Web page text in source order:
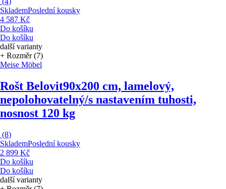
SklademPoslední kousky
4 587 Kč
Do košíku
Do košíku
další varianty
+ Rozměr (7)
Meise Möbel
Rošt Belovit90x200 cm, lamelový,
nepolohovatelný/s nastavením tuhosti,
nosnost 120 kg
(8)
SklademPoslední kousky
2 899 Kč
Do košíku
Do košíku
další varianty